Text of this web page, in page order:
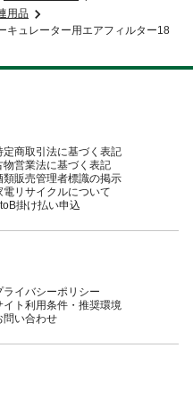
用品
キュレーター用エアフィルター18
定商取引法に基づく表記
物営業法に基づく表記
類販売管理者標識の掲示
電リサイクルについて
掛け払い申込
ライバシーポリシー
イト利用条件・推奨環境
問い合わせ